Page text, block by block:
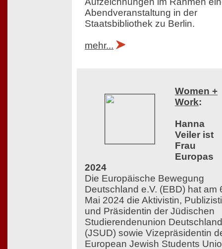
Abendveranstaltung in der
Staatsbibliothek zu Berlin.
mehr...
Women +
Work:
Hanna
Veiler ist
Frau
Europas
2024
Die Europäische Bewegung
Deutschland e.V. (EBD) hat am
Mai 2024 die Aktivistin,
und Präsidentin der Jüdischen
Studierendenunion
(JSUD) sowie Vizepräsidentin
European Jewish Students